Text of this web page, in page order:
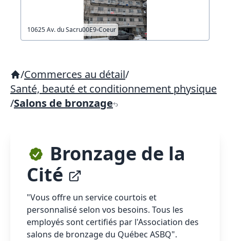
10625 Av. du Sacru00E9-Coeur
/Commerces au détail/
Santé, beauté et conditionnement physique
/Salons de bronzage
Bronzage de la
Cité
"Vous offre un service courtois et
personnalisé selon vos besoins. Tous les
employés sont certifiés par l'Association des
salons de bronzage du Québec ASBQ".